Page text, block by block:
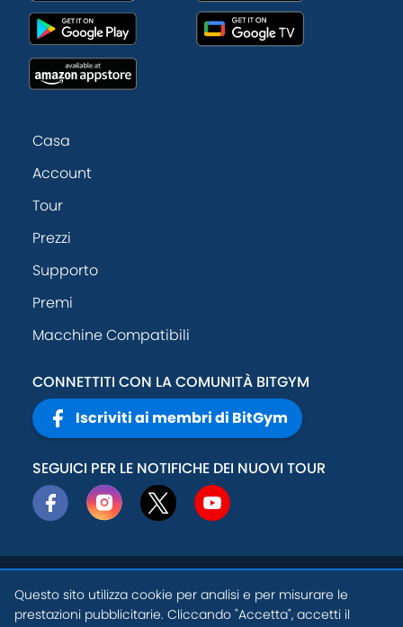
Casa
Account
Tour
Prezzi
Supporto
Premi
Macchine Compatibili
CONNETTITI CON LA COMUNITÀ BITGYM
Iscriviti ai membri di BitGym
SEGUICI PER LE NOTIFICHE DEI NUOVI TOUR
© 2026 Active
Theory, Inc.
Politica sulla
privacy
Questo sito utilizza cookie per analisi e per misurare le
prestazioni pubblicitarie. Cliccando "Accetta", accetti il